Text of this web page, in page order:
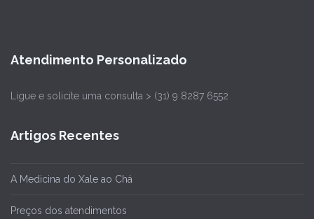
Atendimento Personalizado
Ligue e solicite uma consulta > (31) 9 8287 6552
Artigos Recentes
A Medicina do Xale ao Chá
Preços dos atendimentos